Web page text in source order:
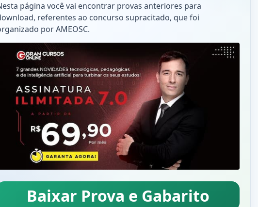
página você vai encontrar provas anteriores para
referentes ao concurso supracitado, que foi
por AMEOSC.
Baixar Prova e Gabarito